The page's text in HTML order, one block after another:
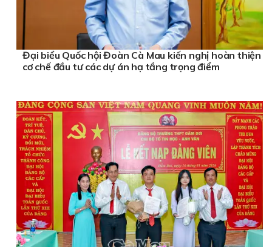
Đại biểu Quốc hội Đoàn Cà Mau kiến nghị hoàn thiện
cơ chế đầu tư các dự án hạ tầng trọng điểm